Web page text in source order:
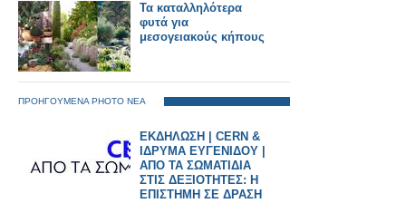
Τα καταλληλότερα
φυτά για
μεσογειακούς κήπους
ΠΡΟΗΓΟΥΜΕΝΑ PHOTO ΝΕΑ
ΕΚΔΗΛΩΣΗ | CERN &
ΙΔΡΥΜΑ ΕΥΓΕΝΙΔΟΥ |
ΑΠΟ ΤΑ ΣΩΜΑΤΙΔΙΑ
ΣΤΙΣ ΔΕΞΙΟΤΗΤΕΣ: Η
ΕΠΙΣΤΗΜΗ ΣΕ ΔΡΑΣΗ